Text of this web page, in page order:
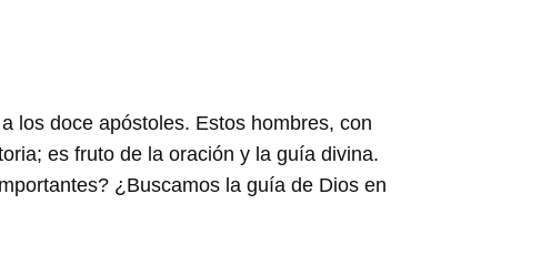
los doce apóstoles. Estos hombres, con
es fruto de la oración y la guía divina.
¿Buscamos la guía de Dios en